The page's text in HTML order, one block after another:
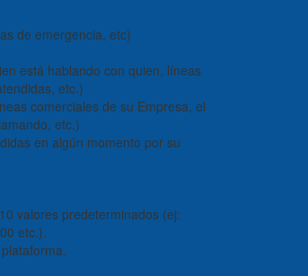
de emergencia, etc)
está hablando con quien, líneas
etc.)
comerciales de su Empresa, el
etc.)
en algún momento por su
valores predeterminados (ej:
etc.).